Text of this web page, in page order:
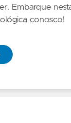
Embarque
conosco!